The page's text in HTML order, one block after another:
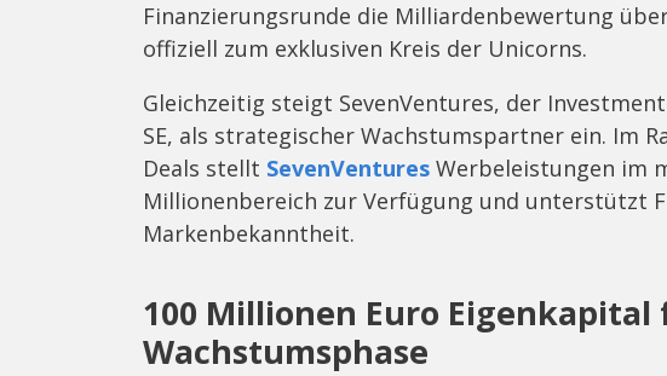
Finanzierungsrunde die Milliardenbewertung
offiziell zum exklusiven Kreis der Unicorns.
Gleichzeitig steigt SevenVentures, der
SE, als strategischer Wachstumspartner ein. Im
Deals stellt SevenVentures Werbeleistungen im
Millionenbereich zur Verfügung und unterstützt
Markenbekanntheit.
100 Millionen Euro
Wachstumsphase